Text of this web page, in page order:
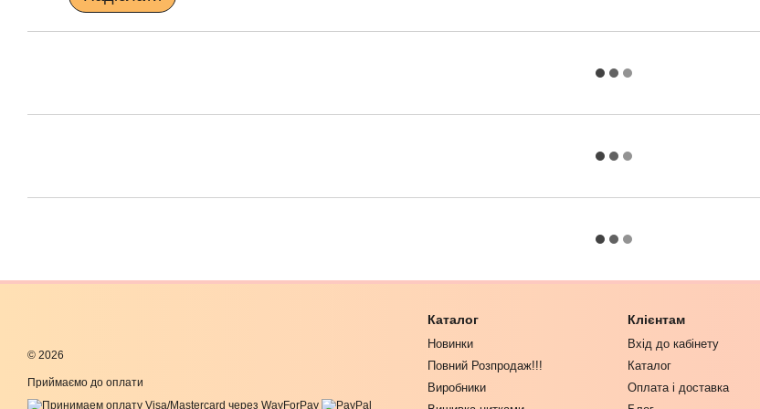
© 2026
Приймаємо до оплати
Каталог
Новинки
Повний Розпродаж!!!
Виробники
Клієнтам
Вхід до кабінету
Каталог
Оплата і доставка